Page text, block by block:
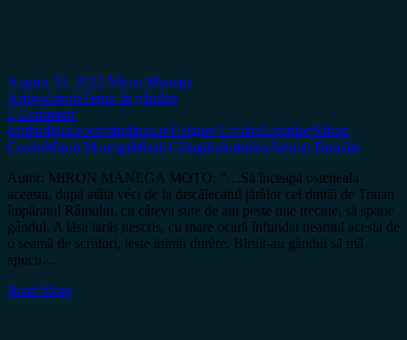
August 31, 2022 Miron Manega
ArhivaIstorieTema de gândire
1 Comment
certitudinea.rocertitudinea.roGrigore UrecheLetopisețMiron
CostinMiron ManegaMisail CălugărulortodoxSimion Dascălu
Autor: MIRON MANEGA MOTO: ”…Să înceapă osteneala
aceasta, după atâta véci de la discălecatul țărâlor cel dintăi de Traian
împăratul Râmului, cu câteva sute de ani peste mie trecute, să sparie
gândul. A lăsa iarăș nescris, cu mare ocară înfundat neamul acesta de
o seamă de scriitori, ieste inimii durére. Biruit-au gândul să mă
apucu…
Read More